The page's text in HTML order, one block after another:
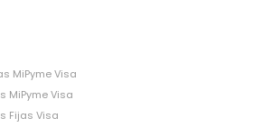
MiPyme Visa
MiPyme Visa
Fijas Visa